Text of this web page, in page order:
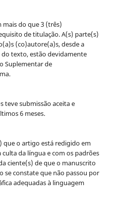
mais do que 3 (três)
de titulação. A(s) parte(s)
(co)autore(a)s, desde a
do texto, estão devidamente
Suplementar de
teve submissão aceita e
6 meses.
que o artigo está redigido em
da língua e com os padrões
ciente(s) de que o manuscrito
se constate que não passou por
adequadas à linguagem